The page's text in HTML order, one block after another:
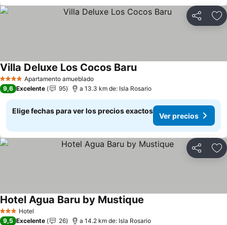
Compartir
4 EstrellasApartamento amueblado
Villa Deluxe Los Cocos Baru
9,6 Excelente 95 a 13.3 km de: Isla Rosario
Elige fechas para ver los precios exactos
Ver precios
Compartir
3 Estrellas
Hotel
Hotel Agua Baru by Mustique
9,5 Excelente 26 a 14.2 km de: Isla Rosario